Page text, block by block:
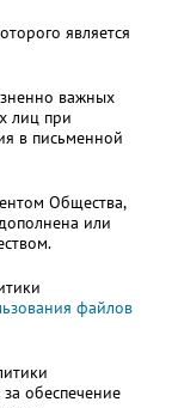
является
важных
лиц при
в письменной
Общества,
или
файлов
обеспечение